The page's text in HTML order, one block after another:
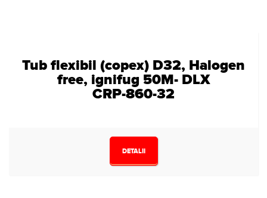
Tub flexibil (copex) D32, Halogen
free, ignifug 50M- DLX
CRP-860-32
DETALII